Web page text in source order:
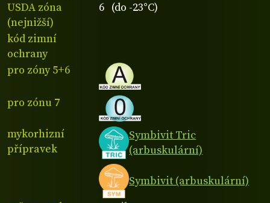
USDA zóna
(nejnižší)
6 (do -23°C)
kód zimní
ochrany
pro zóny 5+6
pro zónu 7
mykorhizní
přípravek
Symbivit Tric
(arbuskulární)
Symbivit (arbuskulární)